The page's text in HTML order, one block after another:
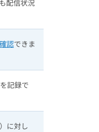
配信状況
認できま
記録で
に対し